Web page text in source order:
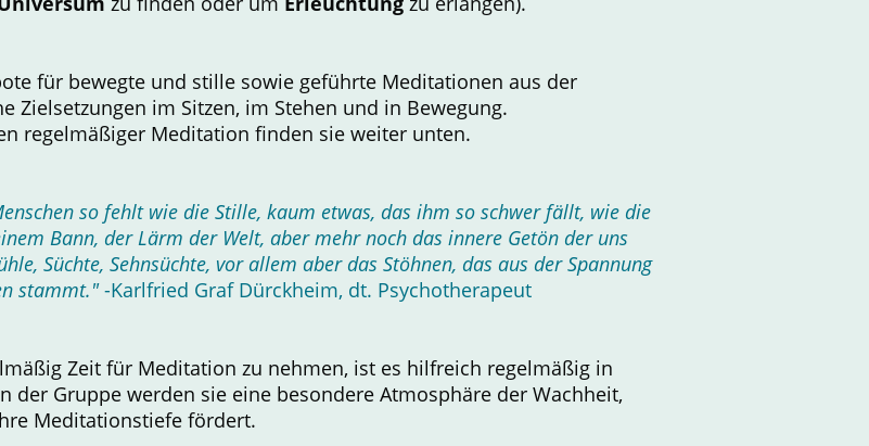
für bewegte und stille sowie geführte Meditationen aus der
Zielsetzungen im Sitzen, im Stehen und in Bewegung.
regelmäßiger Meditation finden sie weiter unten.
so fehlt wie die Stille, kaum etwas, das ihm so schwer fällt, wie die
Bann, der Lärm der Welt, aber mehr noch das innere Getön der uns
Süchte, Sehnsüchte, vor allem aber das Stöhnen, das aus der Spannung
stammt."-Karlfried Graf Dürckheim, dt. Psychotherapeut
Zeit für Meditation zu nehmen, ist es hilfreich regelmäßig in
der Gruppe werden sie eine besondere Atmosphäre der Wachheit,
Meditationstiefe fördert.